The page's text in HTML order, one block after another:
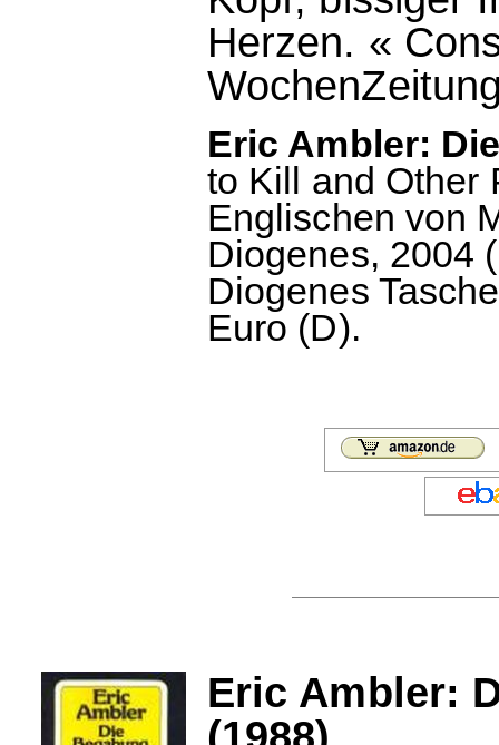
Herzen. «
Eric Ambler:
to Kill and Other
Englischen von
Diogenes, 2004
Diogenes
Euro (D).
Eric Ambler:
(1988)